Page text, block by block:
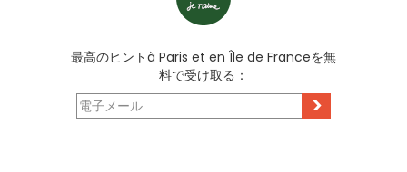
最高のヒントà Paris et en Île de Franceを無
料で受け取る：
>